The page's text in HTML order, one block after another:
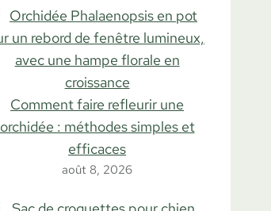
Comment faire refleurir une
orchidée : méthodes simples et
efficaces
août 8, 2026